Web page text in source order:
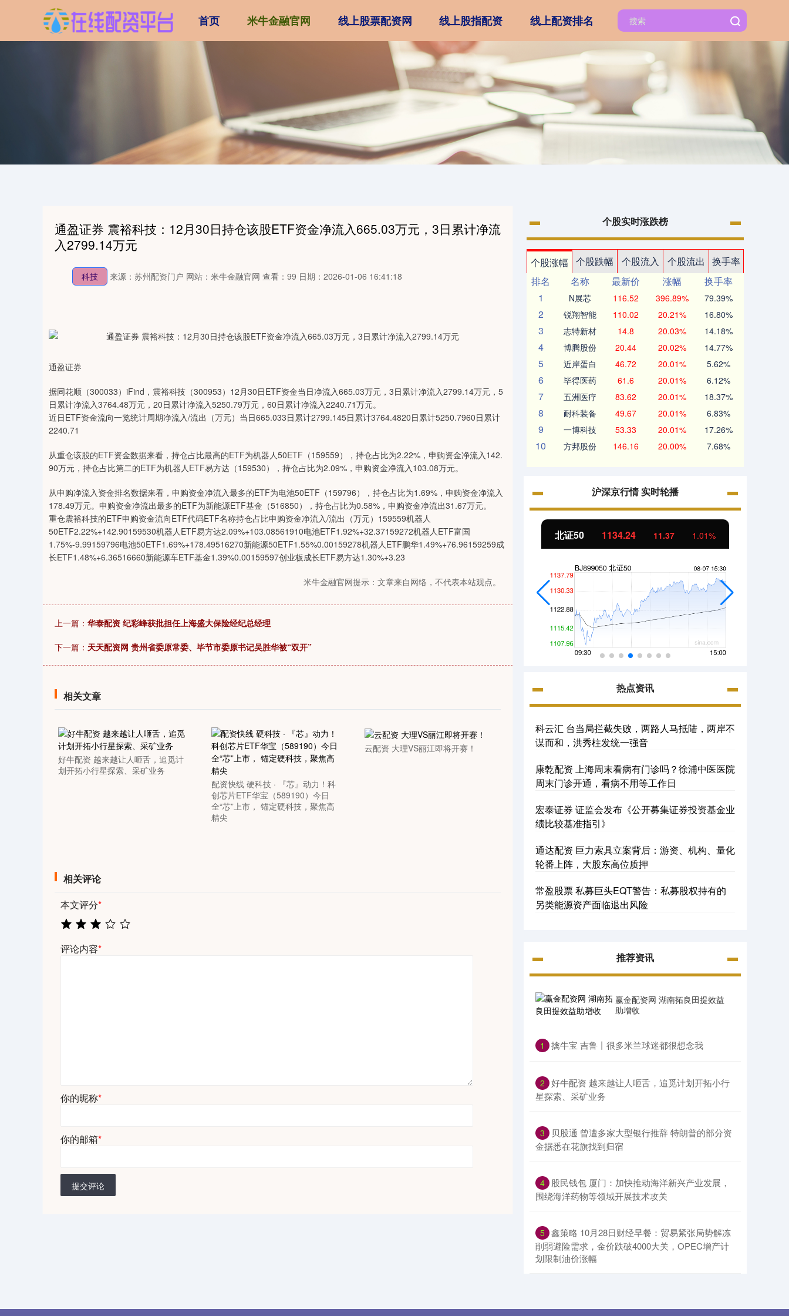
首页 米牛金融官网 线上股票配资网 线上股指配资 线上配资排名
通盈证券 震裕科技：12月30日持仓该股ETF资金净流入665.03万元，3日累计净流
入2799.14万元
科技 来源：苏州配资门户 网站：米牛金融官网 查看：99 日期：2026-01-06 16:41:18
通盈证券
据同花顺（300033）iFind，震裕科技（300953）12月30日ETF资金当日净流入665.03万元，3日累计净流入2799.14万元，5
日累计净流入3764.48万元，20日累计净流入5250.79万元，60日累计净流入2240.71万元。
近日ETF资金流向一览统计周期净流入/流出（万元）当日665.033日累计2799.145日累计3764.4820日累计5250.7960日累计
2240.71
从重仓该股的ETF资金数据来看，持仓占比最高的ETF为机器人50ETF（159559），持仓占比为2.22%，申购资金净流入142.
90万元，持仓占比第二的ETF为机器人ETF易方达（159530），持仓占比为2.09%，申购资金净流入103.08万元。
从申购净流入资金排名数据来看，申购资金净流入最多的ETF为电池50ETF（159796），持仓占比为1.69%，申购资金净流入
178.49万元。申购资金净流出最多的ETF为新能源ETF基金（516850），持仓占比为0.58%，申购资金净流出31.67万元。
重仓震裕科技的ETF申购资金流向ETF代码ETF名称持仓占比申购资金净流入/流出（万元）159559机器人
50ETF2.22%+142.90159530机器人ETF易方达2.09%+103.08561910电池ETF1.92%+32.37159272机器人ETF富国
1.75%-9.99159796电池50ETF1.69%+178.49516270新能源50ETF1.55%0.00159278机器人ETF鹏华1.49%+76.96159259成
长ETF1.48%+6.36516660新能源车ETF基金1.39%0.00159597创业板成长ETF易方达1.30%+3.23
米牛金融官网提示：文章来自网络，不代表本站观点。
上一篇： 华泰配资 纪彩峰获批担任上海盛大保险经纪总经理
下一篇： 天天配资网 贵州省委原常委、毕节市委原书记吴胜华被“双开”
相关文章
好牛配资 越来越让人咂舌，追觅计
划开拓小行星探索、采矿业务
配资快线 硬科技 · 『芯』动力！科
创芯片ETF华宝（589190）今日
全“芯”上市， 锚定硬科技，聚焦高
精尖
云配资 大理VS丽江即将开赛！
相关评论
本文评分*
评论内容*
你的昵称*
你的邮箱*
提交评论
个股实时涨跌榜
个股涨幅 个股跌幅 个股流入 个股流出
换手率
排名
名称 最新价 涨幅
换手率
1
N展芯 116.52 396.89% 79.39%
2 锐翔智能 110.02 20.21% 16.80%
3 志特新材 14.8 20.03% 14.18%
4 博腾股份 20.44 20.02% 14.77%
5 近岸蛋白 46.72 20.01% 5.62%
6 毕得医药 61.6 20.01% 6.12%
7 五洲医疗 83.62 20.01% 18.37%
8 耐科装备 49.67 20.01% 6.83%
9 一博科技 53.33 20.01% 17.26%
10 方邦股份 146.16 20.00% 7.68%
沪深京行情 实时轮播
1.02% 深证成指 14311.01 200.89 1.42% 沪深300 4694.44 43.13 北证50 1134.24 11.37 1.01%
热点资讯
科云汇 台当局拦截失败，两路人马抵陆，两岸不
谋而和，洪秀柱发统一强音
康乾配资 上海周末看病有门诊吗？徐浦中医医院
周末门诊开通，看病不用等工作日
宏泰证券 证监会发布《公开募集证券投资基金业
绩比较基准指引》
通达配资 巨力索具立案背后：游资、机构、量化
轮番上阵，大股东高位质押
常盈股票 私募巨头EQT警告：私募股权持有的
另类能源资产面临退出风险
推荐资讯
赢金配资网 湖南拓良田提效益
助增收
1 ​擒牛宝 吉鲁丨很多米兰球迷都很想念我
2 ​好牛配资 越来越让人咂舌，追觅计划开拓小行
星探索、采矿业务
3
​贝股通 曾遭多家大型银行推辞 特朗普的部分资
金据悉在花旗找到归宿
4
​股民钱包 厦门：加快推动海洋新兴产业发展，
围绕海洋药物等领域开展技术攻关
5 ​鑫策略 10月28日财经早餐：贸易紧张局势解冻
削弱避险需求，金价跌破4000大关，OPEC增产计
划限制油价涨幅